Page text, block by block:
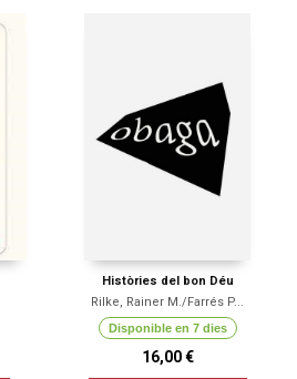
Històries del bon Déu
Rilke, Rainer M./Farrés P...
Disponible en 7 dies
16,00 €